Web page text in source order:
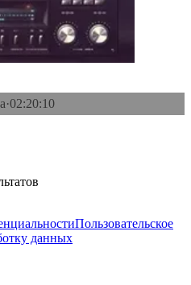
·02:20:10
Пользовательское
данных